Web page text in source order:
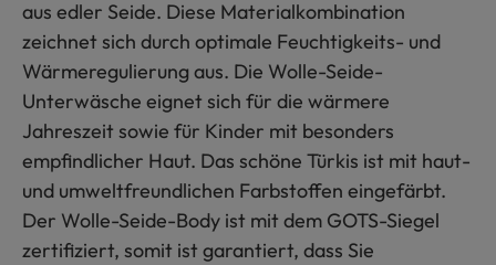
aus edler Seide. Diese Materialkombination
zeichnet sich durch optimale Feuchtigkeits- und
Wärmeregulierung aus. Die Wolle-Seide-
Unterwäsche eignet sich für die wärmere
Jahreszeit sowie für Kinder mit besonders
empfindlicher Haut. Das schöne Türkis ist mit haut-
und umweltfreundlichen Farbstoffen eingefärbt.
Der Wolle-Seide-Body ist mit dem GOTS-Siegel
zertifiziert, somit ist garantiert, dass Sie